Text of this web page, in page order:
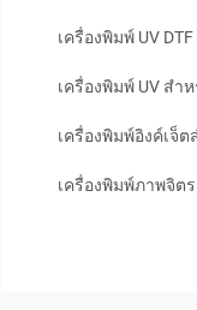
เครื่องพิมพ์ UV
เครื่องพิมพ์ UV สำ
เครื่องพิมพ์อิงค์เจ็
เครื่องพิมพ์ภาพจิต